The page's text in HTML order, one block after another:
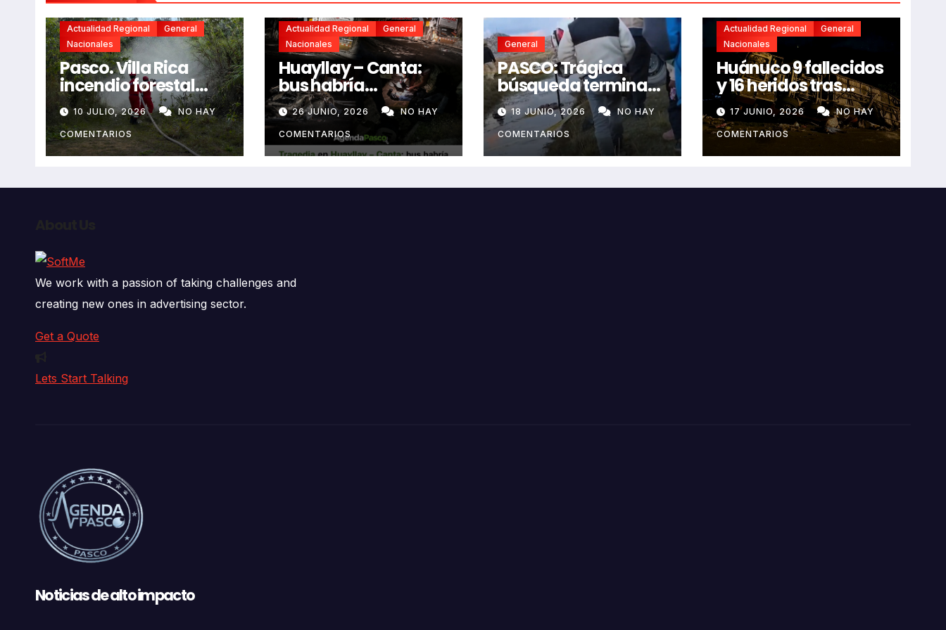
Actualidad Regional
General
Nacionales
Pasco. Villa Rica
incendio forestal
extremo deja dos
fallecidos y heridos
10 JULIO, 2026 NO HAY
COMENTARIOS
Actualidad Regional
General
Nacionales
Huayllay – Canta:
bus habría
resbalado por aceite
en la vía e impactó
auto siniestrado
dejando dos
26 JUNIO, 2026 NO HAY
COMENTARIOS
General
PASCO: Trágica
búsqueda termina
con hallazgo de
joven sin vida en
Rancas
18 JUNIO, 2026 NO HAY
COMENTARIOS
Actualidad Regional
General
Nacionales
Huánuco 9 fallecidos
y 16 heridos tras
horroroso despiste
de bus Real Chancas
que impactó contra
vivienda
17 JUNIO, 2026 NO HAY
COMENTARIOS
We work with a passion of taking challenges and
creating new ones in advertising sector.
Get a Quote
Lets Start Talking
Noticias de alto impacto